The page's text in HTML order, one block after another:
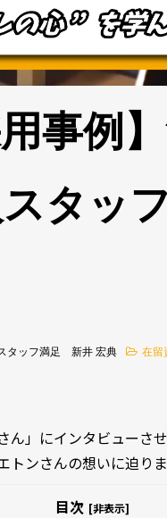
事例
タッ
タッフ満足 新井 宏典 在留
」にインタビューさ
ンさんの想いに迫り
目次 [非表示]